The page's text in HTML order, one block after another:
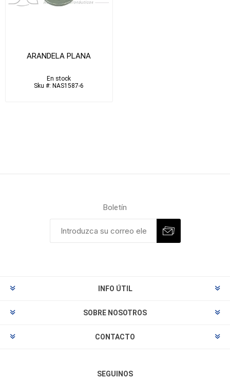
ARANDELA PLANA
En stock
Sku #: NAS1587-6
Boletín
INFO ÚTIL
SOBRE NOSOTROS
CONTACTO
SEGUINOS